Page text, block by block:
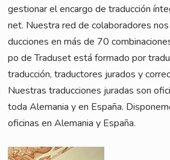
ges­tio­nar el encar­go de tra­duc­ción
net. Nues­tra red de cola­bora­do­res
duc­cio­nes en más de 70
po de Tra­du­set está forma­do por
tra­duc­ción, tra­duc­to­res jura­dos y
Nuestras tra­duc­cio­nes jura­das son
toda Ale­ma­nia y en Espa­ña.
ofi­ci­nas en Ale­ma­nia y España.